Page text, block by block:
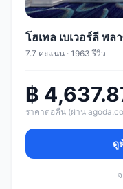
โฮเทล เบเวอร์ลี พล
7.7 คะแนน · 1963 รีวิว
฿
ราคาต่อคืน (ผ่าน
ดู